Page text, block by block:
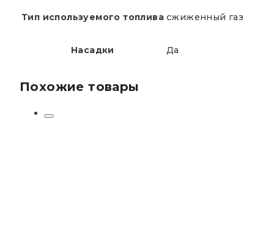
Тип используемого топлива сжиженный газ
Насадки Да
Похожие товары